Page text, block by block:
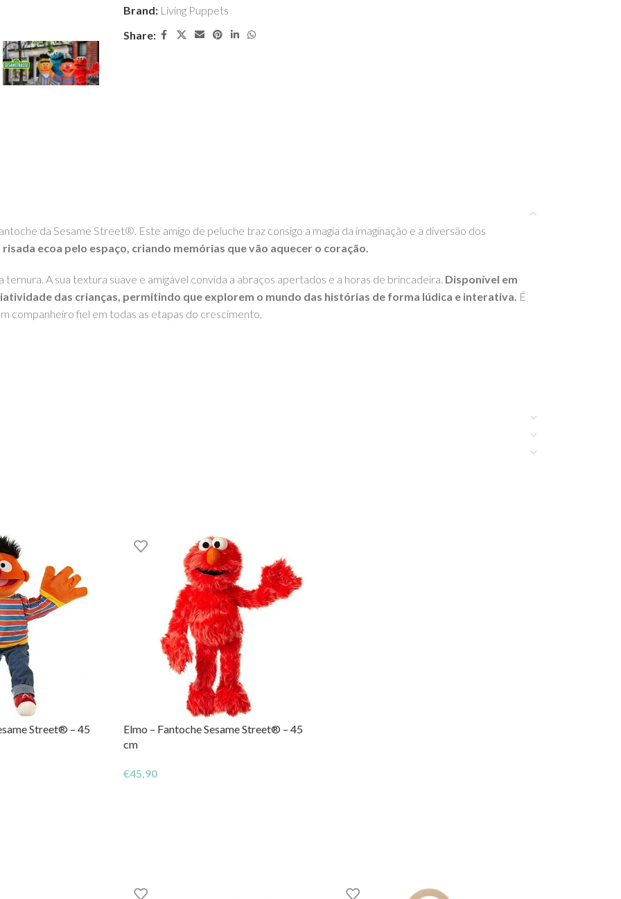
Brand: Living Puppets
Share:
da Sesame Street®. Este amigo de peluche traz consigo a magia da imaginação e a diversão dos
ecoa pelo espaço, criando memórias que vão aquecer o coração.
A sua textura suave e amigável convida a abraços apertados e a horas de brincadeira. Disponível em
das crianças, permitindo que explorem o mundo das histórias de forma lúdica e interativa. É
companheiro fiel em todas as etapas do crescimento.
do teu pequeno voe alto! Podes encontrar este e outros artigos incríveis da Living Puppets aqui na EhGoom.
– TOYS WITH STORIES®
Street® – 45
Elmo – Fantoche Sesame Street® – 45
cm
€45,90